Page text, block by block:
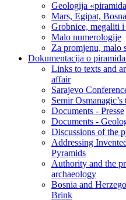
Geologija
Mars, Egipat,
Grobnice, megaliti
Malo numerologije
Za promjenu, malo
Dokumentacija o
Links to texts and
affair
Sarajevo
Semir Osmanagic’s
Documents - Presse
Documents -
Discussions of the
Addressing
Pyramids
Authority and the
archaeology
Bosnia and
Brink